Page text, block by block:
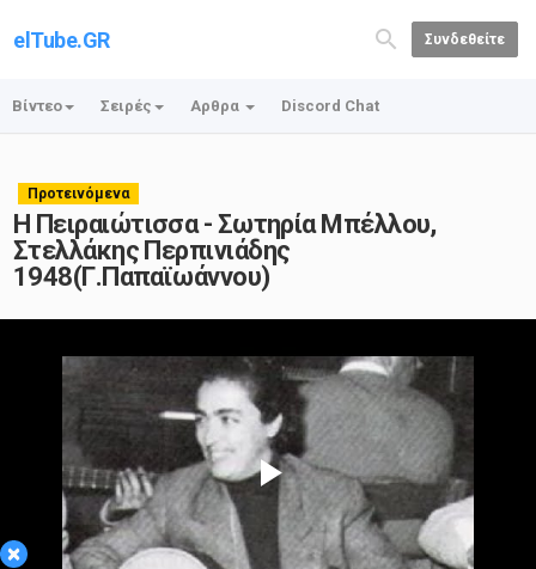
elTube.GR Συνδεθείτε
Βίντεο Σειρές Αρθρα Discord Chat
Προτεινόμενα
Η Πειραιώτισσα - Σωτηρία Μπέλλου,
Στελλάκης Περπινιάδης
1948(Γ.Παπαϊωάννου)
×
Play